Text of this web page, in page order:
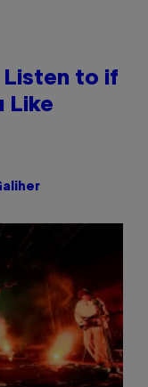
Listen to if
Like